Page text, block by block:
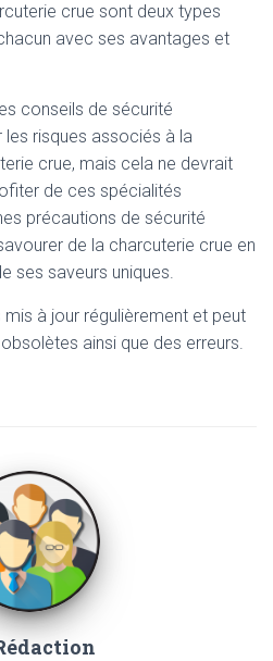
crue sont deux types
avec ses avantages et
conseils de sécurité
les risques associés à la
crue, mais cela ne devrait
de ces spécialités
précautions de sécurité
de la charcuterie crue en
ses saveurs uniques.
à jour régulièrement et peut
ainsi que des erreurs.